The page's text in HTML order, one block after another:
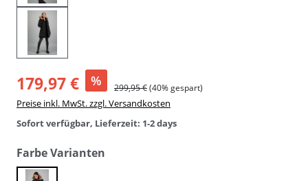
179,97 € % 299,95 €(40% gespart)
Preise inkl. MwSt. zzgl. Versandkosten
Sofort verfügbar, Lieferzeit: 1-2 days
Farbe Varianten